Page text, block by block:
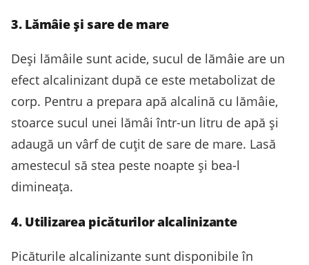
3. Lămâie și sare de mare
Deși lămâile sunt acide, sucul de lămâie are un
efect alcalinizant după ce este metabolizat de
corp. Pentru a prepara apă alcalină cu lămâie,
stoarce sucul unei lămâi într-un litru de apă și
adaugă un vârf de cuțit de sare de mare. Lasă
amestecul să stea peste noapte și bea-l
dimineața.
4. Utilizarea picăturilor alcalinizante
Picăturile alcalinizante sunt disponibile în